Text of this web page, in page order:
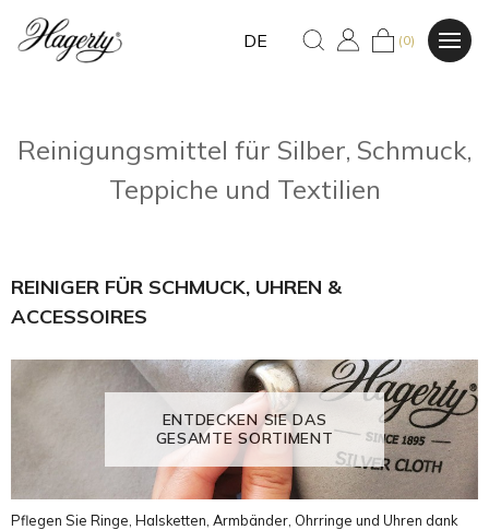
DE (0)
Reinigungsmittel für Silber, Schmuck,
Teppiche und Textilien
REINIGER FÜR SCHMUCK, UHREN &
ACCESSOIRES
ENTDECKEN SIE DAS
GESAMTE SORTIMENT
Pflegen Sie Ringe, Halsketten, Armbänder, Ohrringe und Uhren dank